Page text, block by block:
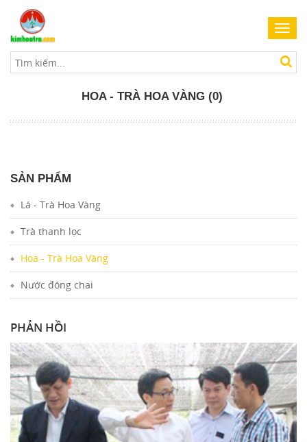
HOA - TRÀ HOA VÀNG (0)
SẢN PHẨM
Lá - Trà Hoa Vàng
Trà thanh lọc
Hoa - Trà Hoa Vàng
Nước đóng chai
PHẢN HỒI